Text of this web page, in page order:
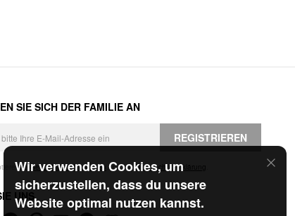
Wir verwenden Cookies, um
sicherzustellen, dass du unsere
Website optimal nutzen kannst.
SIE SICH DER FAMILIE AN
REGISTRIEREN
dieGeschäftsbedingungen und die Datenschutzerklärung
UNS